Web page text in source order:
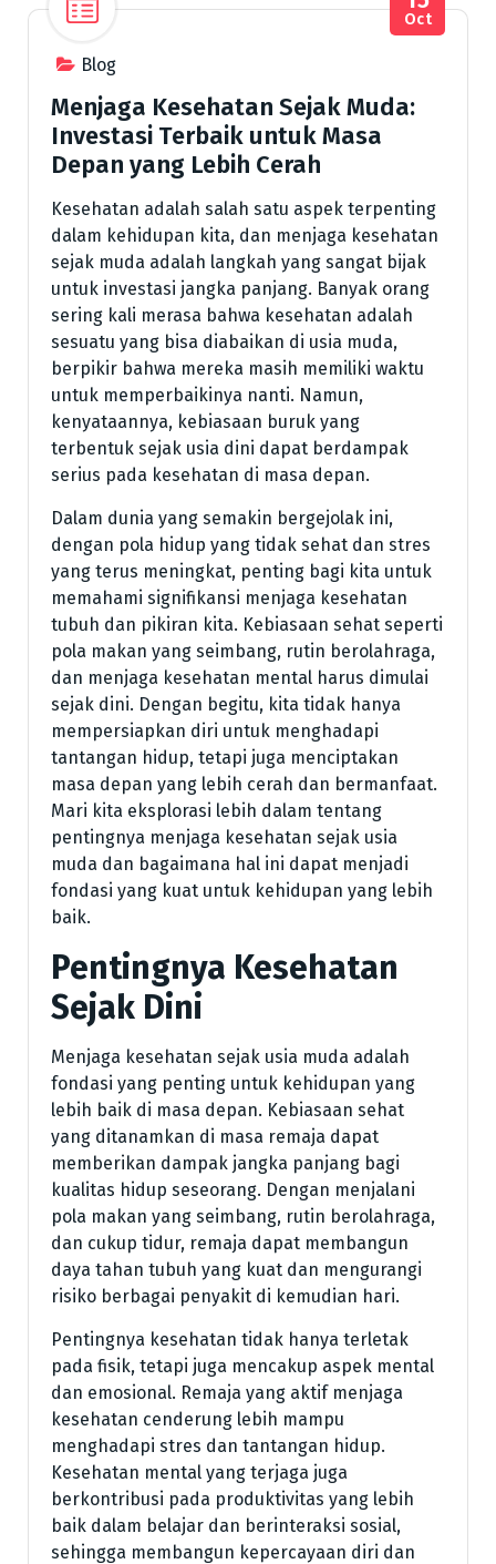
Blog
Oct
Menjaga Kesehatan Sejak Muda:
Investasi Terbaik untuk Masa
Depan yang Lebih Cerah
Kesehatan adalah salah satu aspek terpenting
dalam kehidupan kita, dan menjaga kesehatan
sejak muda adalah langkah yang sangat bijak
untuk investasi jangka panjang. Banyak orang
sering kali merasa bahwa kesehatan adalah
sesuatu yang bisa diabaikan di usia muda,
berpikir bahwa mereka masih memiliki waktu
untuk memperbaikinya nanti. Namun,
kenyataannya, kebiasaan buruk yang
terbentuk sejak usia dini dapat berdampak
serius pada kesehatan di masa depan.
Dalam dunia yang semakin bergejolak ini,
dengan pola hidup yang tidak sehat dan stres
yang terus meningkat, penting bagi kita untuk
memahami signifikansi menjaga kesehatan
tubuh dan pikiran kita. Kebiasaan sehat seperti
pola makan yang seimbang, rutin berolahraga,
dan menjaga kesehatan mental harus dimulai
sejak dini. Dengan begitu, kita tidak hanya
mempersiapkan diri untuk menghadapi
tantangan hidup, tetapi juga menciptakan
masa depan yang lebih cerah dan bermanfaat.
Mari kita eksplorasi lebih dalam tentang
pentingnya menjaga kesehatan sejak usia
muda dan bagaimana hal ini dapat menjadi
fondasi yang kuat untuk kehidupan yang lebih
baik.
Pentingnya Kesehatan
Sejak Dini
Menjaga kesehatan sejak usia muda adalah
fondasi yang penting untuk kehidupan yang
lebih baik di masa depan. Kebiasaan sehat
yang ditanamkan di masa remaja dapat
memberikan dampak jangka panjang bagi
kualitas hidup seseorang. Dengan menjalani
pola makan yang seimbang, rutin berolahraga,
dan cukup tidur, remaja dapat membangun
daya tahan tubuh yang kuat dan mengurangi
risiko berbagai penyakit di kemudian hari.
Pentingnya kesehatan tidak hanya terletak
pada fisik, tetapi juga mencakup aspek mental
dan emosional. Remaja yang aktif menjaga
kesehatan cenderung lebih mampu
menghadapi stres dan tantangan hidup.
Kesehatan mental yang terjaga juga
berkontribusi pada produktivitas yang lebih
baik dalam belajar dan berinteraksi sosial,
sehingga membangun kepercayaan diri dan